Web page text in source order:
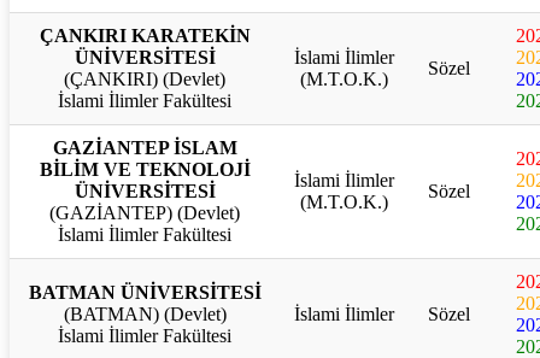
ÇANKIRI KARATEKİN
ÜNİVERSİTESİ
(ÇANKIRI) (Devlet)
İslami İlimler Fakültesi
İslami İlimler
(M.T.O.K.)
Sözel
GAZİANTEP İSLAM
BİLİM VE TEKNOLOJİ
ÜNİVERSİTESİ
(GAZİANTEP) (Devlet)
İslami İlimler Fakültesi
İslami İlimler
(M.T.O.K.)
Sözel
BATMAN ÜNİVERSİTESİ
(BATMAN) (Devlet)
İslami İlimler Fakültesi
İslami İlimler Sözel